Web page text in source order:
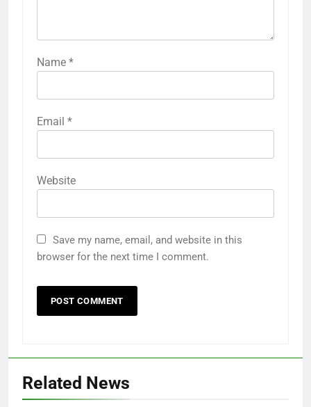
Name *
Email *
Website
Save my name, email, and website in this
browser for the next time I comment.
Related News